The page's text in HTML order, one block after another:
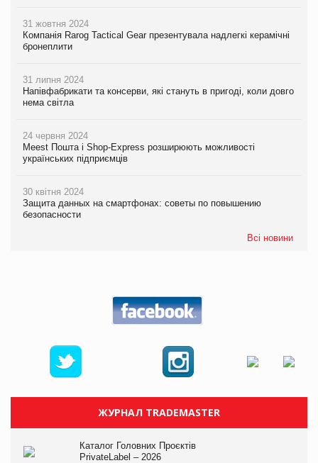
31 жовтня 2024
Компанія Rarog Tactical Gear презентувала надлегкі керамічні
бронеплити
31 липня 2024
Напівфабрикати та консерви, які стануть в пригоді, коли довго
нема світла
24 червня 2024
Meest Пошта і Shop-Express розширюють можливості
українських підприємців
30 квітня 2024
Защита данных на смартфонах: советы по повышению
безопасности
Всі новини
ЖУРНАЛ TRADEMASTER
Каталог Головних Проєктів
PrivateLabel – 2026